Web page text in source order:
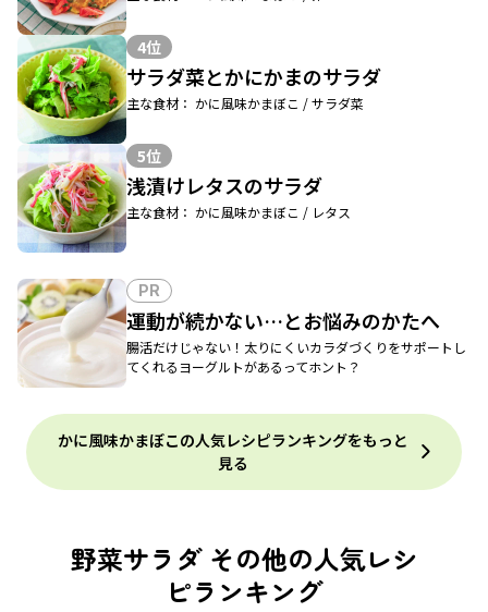
4位
サラダ菜とかにかまのサラダ
主な食材： かに風味かまぼこ / サラダ菜
5位
浅漬けレタスのサラダ
主な食材： かに風味かまぼこ / レタス
PR
運動が続かない…とお悩みのかたへ
腸活だけじゃない！太りにくいカラダづくりをサポートし
てくれるヨーグルトがあるってホント？
かに風味かまぼこの人気レシピランキングをもっと
見る
野菜サラダ その他の人気レシ
ピランキング